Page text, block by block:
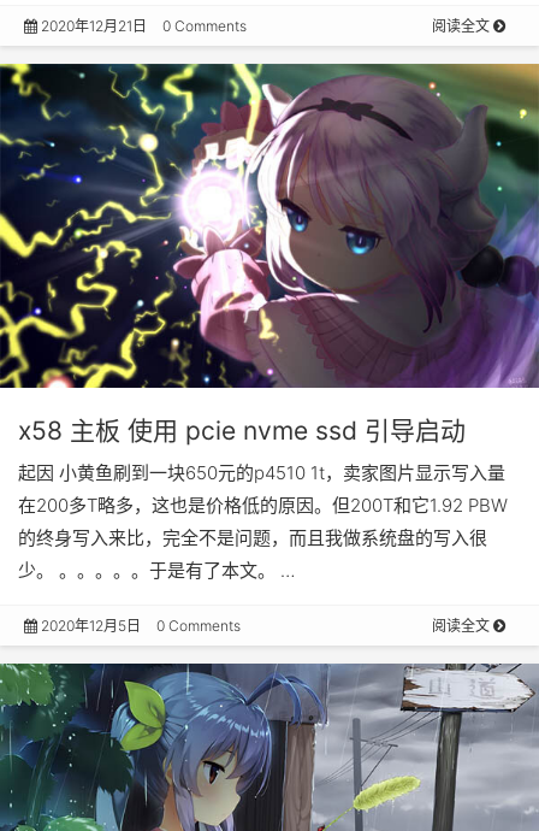
2020年12月21日 0 Comments 阅读全文
x58 主板 使用 pcie nvme ssd 引导启动
起因 小黄鱼刷到一块650元的p4510 1t，卖家图片显示写入量
在200多T略多，这也是价格低的原因。但200T和它1.92 PBW
的终身写入来比，完全不是问题，而且我做系统盘的写入很
少。 。。。。。于是有了本文。 …
2020年12月5日 0 Comments 阅读全文